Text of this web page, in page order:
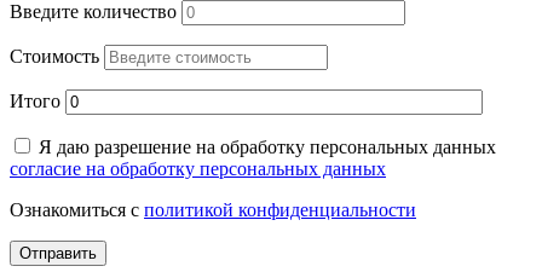
Введите количество
Стоимость
Итого
Я даю разрешение на обработку персональных данных
согласие на обработку персональных данных
Ознакомиться с политикой конфиденциальности